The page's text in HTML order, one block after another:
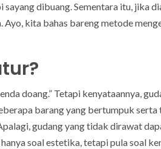
dibuang. Sementara itu, jika
kita bahas bareng metode
doang.” Tetapi kenyataannya,
barang yang bertumpuk
gudang yang tidak dirawat
soal estetika, tetapi pula soal